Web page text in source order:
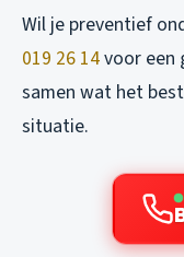
Wil je preventief
019 26 14voor een
samen wat het
situatie.